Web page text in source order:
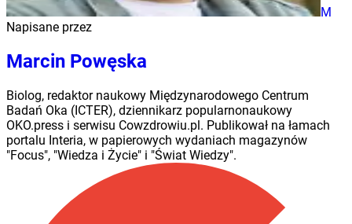
M
Napisane przez
Marcin Powęska
Biolog, redaktor naukowy Międzynarodowego Centrum
Badań Oka (ICTER), dziennikarz popularnonaukowy
OKO.press i serwisu Cowzdrowiu.pl. Publikował na łamach
portalu Interia, w papierowych wydaniach magazynów
"Focus", "Wiedza i Życie" i "Świat Wiedzy".